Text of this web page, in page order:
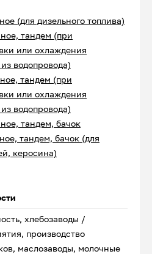
(для дизельного топлива)
тандем (при
или охлаждения
водопровода)
тандем (при
или охлаждения
водопровода)
тандем, бачок
тандем, бачок (для
керосина)
хлебозаводы /
производство
маслозаводы, молочные